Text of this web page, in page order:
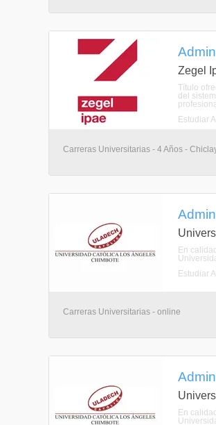
Zegel
Título
del
Estudiar
Carreras Universitarias - 4 Años -
En
Estudiar
Carreras Universitarias - online
En